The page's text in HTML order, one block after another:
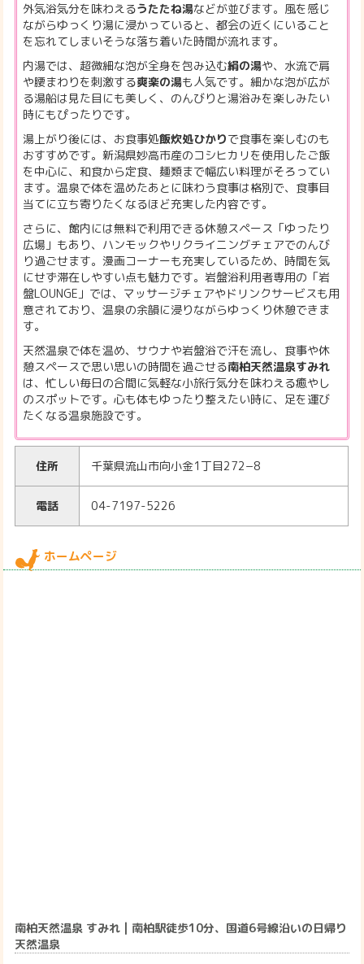
外気浴気分を味わえるうたたね湯などが並びます。風を感じ
ながらゆっくり湯に浸かっていると、都会の近くにいること
を忘れてしまいそうな落ち着いた時間が流れます。
内湯では、超微細な泡が全身を包み込む絹の湯や、水流で肩
や腰まわりを刺激する爽楽の湯も人気です。細かな泡が広が
る湯船は見た目にも美しく、のんびりと湯浴みを楽しみたい
時にもぴったりです。
湯上がり後には、お食事処飯炊処ひかりで食事を楽しむのも
おすすめです。新潟県妙高市産のコシヒカリを使用したご飯
を中心に、和食から定食、麺類まで幅広い料理がそろってい
ます。温泉で体を温めたあとに味わう食事は格別で、食事目
当てに立ち寄りたくなるほど充実した内容です。
さらに、館内には無料で利用できる休憩スペース「ゆったり
広場」もあり、ハンモックやリクライニングチェアでのんび
り過ごせます。漫画コーナーも充実しているため、時間を気
にせず滞在しやすい点も魅力です。岩盤浴利用者専用の「岩
盤LOUNGE」では、マッサージチェアやドリンクサービスも用
意されており、温泉の余韻に浸りながらゆっくり休憩できま
す。
天然温泉で体を温め、サウナや岩盤浴で汗を流し、食事や休
憩スペースで思い思いの時間を過ごせる南柏天然温泉すみれ
は、忙しい毎日の合間に気軽な小旅行気分を味わえる癒やし
のスポットです。心も体もゆったり整えたい時に、足を運び
たくなる温泉施設です。
住所 千葉県流山市向小金1丁目272−8
電話 04-7197-5226
ホームページ
南柏天然温泉 すみれ | 南柏駅徒歩10分、国道6号線沿いの日帰り
天然温泉